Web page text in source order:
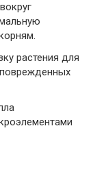
растения для